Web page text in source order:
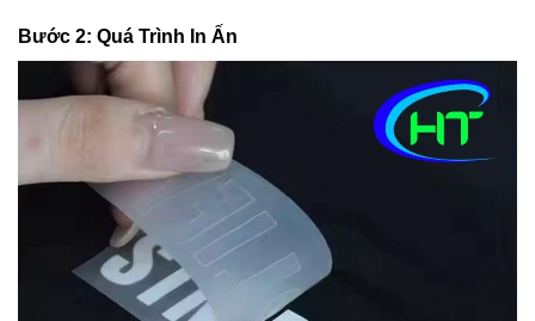
Bước 2: Quá Trình In Ấn